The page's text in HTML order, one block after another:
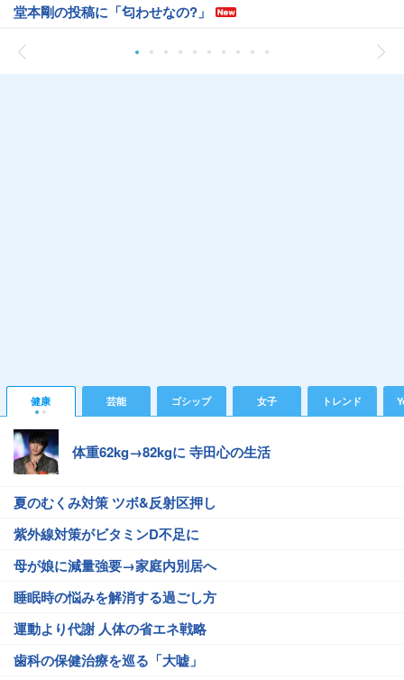
堂本剛の投稿に「匂わせなの?」
健康 芸能 ゴシップ 女子 トレンド
体重62kg→82kgに 寺田心の生活
夏のむくみ対策 ツボ&反射区押し
紫外線対策がビタミンD不足に
母が娘に減量強要→家庭内別居へ
睡眠時の悩みを解消する過ごし方
運動より代謝 人体の省エネ戦略
歯科の保健治療を巡る「大嘘」